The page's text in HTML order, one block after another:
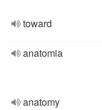
toward
anatomia
anatomy